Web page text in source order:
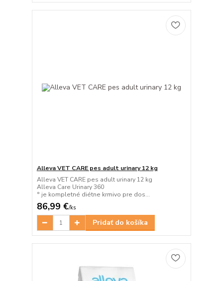
Alleva VET CARE pes adult urinary 12 kg
Alleva VET CARE pes adult urinary 12 kg
Alleva Care Urinary 360
° je kompletné diétne krmivo pre dos...
86,99 €/ks
Pridať do košíka